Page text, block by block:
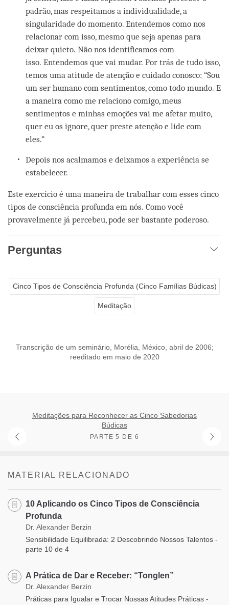
padrão, mas respeitamos a individualidade, a
singularidade do momento. Entendemos como nos
relacionar com isso, mesmo que seja apenas para
deixar quieto. Não nos identificamos com
isso. Entendemos que vai mudar. Por trás de tudo isso,
temos uma atitude de atenção e cuidado conosco: “Sou
um ser humano com sentimentos, como todo mundo. E
a maneira como me relaciono comigo, meus
sentimentos e minhas emoções vai me afetar muito,
quer eu os ignore, quer preste atenção e lide com
eles.”
Depois nos acalmamos e deixamos a experiência se
estabelecer.
Este exercício é uma maneira de trabalhar com esses cinco
tipos de consciência profunda em nós. Como você
provavelmente já percebeu, pode ser bastante poderoso.
Perguntas
Cinco Tipos de Consciência Profunda (Cinco Famílias Búdicas)
Meditação
Transcrição de um seminário, Morélia, México, abril de 2006;
reeditado em maio de 2020
Meditações para Reconhecer as Cinco Sabedorias
Búdicas
PARTE 5 DE 6
MATERIAL RELACIONADO
10 Aplicando os Cinco Tipos de Consciência
Profunda
Dr. Alexander Berzin
Sensibilidade Equilibrada: 2 Descobrindo Nossos Talentos -
parte 10 de 4
A Prática de Dar e Receber: “Tonglen”
Dr. Alexander Berzin
Práticas para Igualar e Trocar Nossas Atitudes Práticas -